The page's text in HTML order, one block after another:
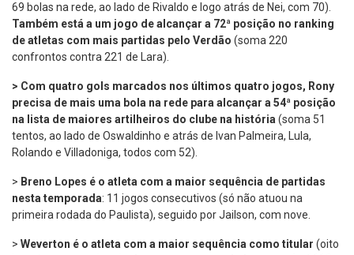
69 bolas na rede, ao lado de Rivaldo e logo atrás de Nei, com 70).
Também está a um jogo de alcançar a 72ª posição no ranking
de atletas com mais partidas pelo Verdão (soma 220
confrontos contra 221 de Lara).
> Com quatro gols marcados nos últimos quatro jogos, Rony
precisa de mais uma bola na rede para alcançar a 54ª posição
na lista de maiores artilheiros do clube na história (soma 51
tentos, ao lado de Oswaldinho e atrás de Ivan Palmeira, Lula,
Rolando e Villadoniga, todos com 52).
> Breno Lopes é o atleta com a maior sequência de partidas
nesta temporada: 11 jogos consecutivos (só não atuou na
primeira rodada do Paulista), seguido por Jailson, com nove.
> Weverton é o atleta com a maior sequência como titular (oito